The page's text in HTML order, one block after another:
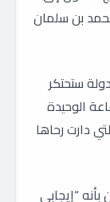
بن سلمان
ستحتكر
الوحيدة
دارت رحاها
“إيجابي